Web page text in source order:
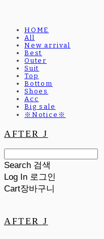
HOME
All
New arrival
Best
Outer
Suit
Top
Bottom
Shoes
Acc
Big sale
※Notice※
AFTER J
Search 검색
Log In 로그인
Cart장바구니
AFTER J